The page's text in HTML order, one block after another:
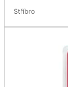
Stříbro